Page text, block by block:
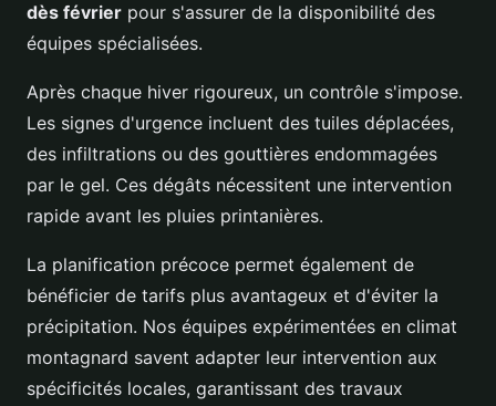
dès février pour s'assurer de la disponibilité des
équipes spécialisées.
Après chaque hiver rigoureux, un contrôle s'impose.
Les signes d'urgence incluent des tuiles déplacées,
des infiltrations ou des gouttières endommagées
par le gel. Ces dégâts nécessitent une intervention
rapide avant les pluies printanières.
La planification précoce permet également de
bénéficier de tarifs plus avantageux et d'éviter la
précipitation. Nos équipes expérimentées en climat
montagnard savent adapter leur intervention aux
spécificités locales, garantissant des travaux